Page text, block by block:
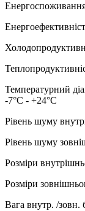
Температурний
-7°С - +24°С
Рівень шуму
Рівень шуму
Розміри
Розміри
Вага внутр. /зовн.